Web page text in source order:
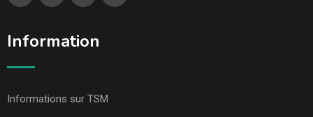
Information
Informations sur TSM